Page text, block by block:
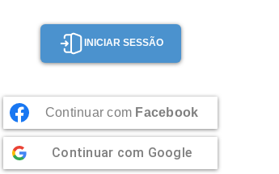
INICIAR SESSÃO
Continuar com Facebook
Continuar com Google